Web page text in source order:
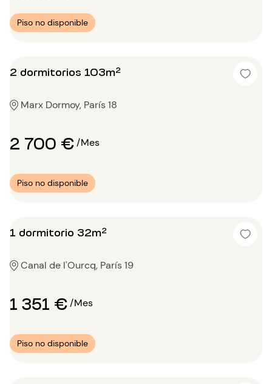
Piso no disponible
2 dormitorios 103m²
Marx Dormoy, París 18
2 700 €/Mes
Piso no disponible
1 dormitorio 32m²
Canal de l'Ourcq, París 19
1 351 €/Mes
Piso no disponible